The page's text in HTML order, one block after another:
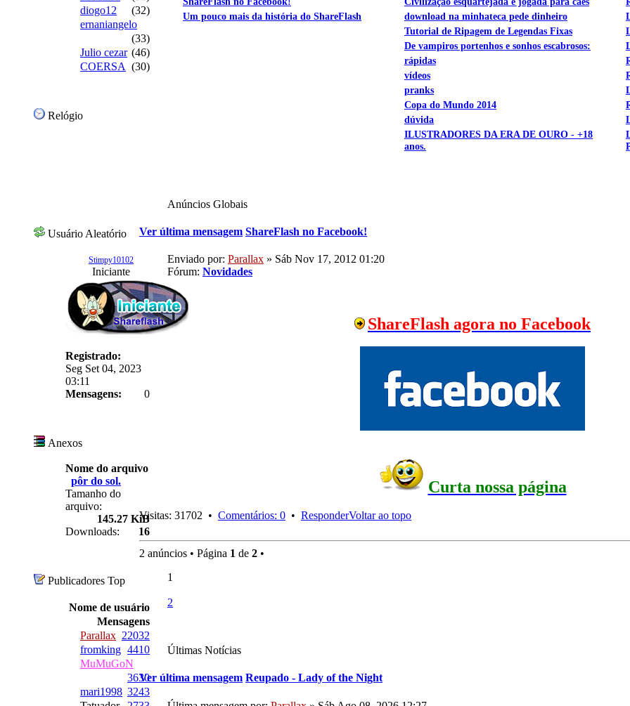
Um pouco mais da história do ShareFlash
download na minhateca pede dinheiro
Tutorial de Ripagem de Legendas Fixas
De vampiros portenhos e sonhos escabrosos:
rápidas
vídeos
pranks
Copa do Mundo 2014
dúvida
ILUSTRADORES DA ERA DE OURO - +18
anos.
Anúncios Globais
Ver última mensagem ShareFlash no Facebook!
Enviado por: Parallax » Sáb Nov 17, 2012 01:20
Fórum: Novidades
ShareFlash agora no Facebook
Curta nossa página
Visitas: 31702 • Comentários: 0 • ResponderVoltar ao topo
2 anúncios • Página 1 de 2 •
1
2
Últimas Notícias
Ver última mensagem Reupado - Lady of the Night
diogo12
(32)
ernaniangelo
(33)
Julio cezar (46)
COERSA (30)
Relógio
Usuário Aleatório
Stimpy10102
Iniciante
Registrado:
Seg Set 04, 2023
03:11
Mensagens:
0
Anexos
Nome do arquivo
pôr do sol.
Tamanho do
arquivo:
145.27 KiB
Downloads:
16
Publicadores Top
Nome de usuário
Mensagens
Parallax 22032
fromking 4410
MuMuGoN
3630
mari1998 3243